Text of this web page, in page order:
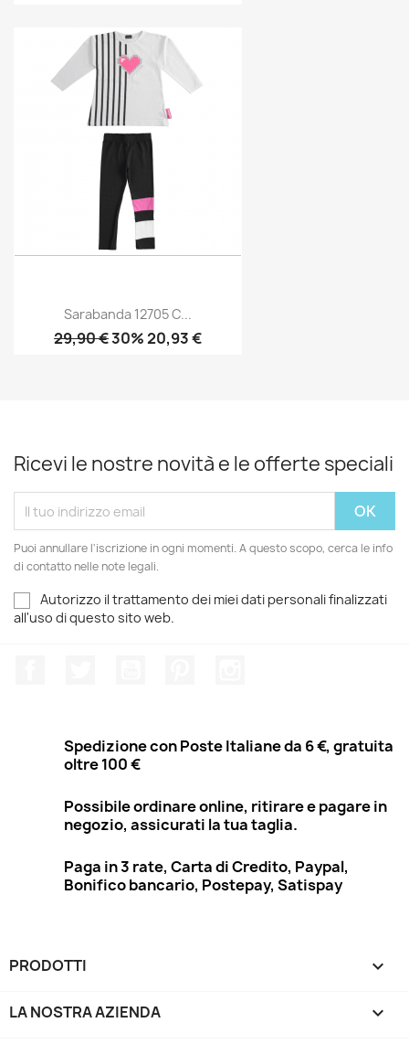
Sarabanda 12705 C...
29,90 €30% 20,93 €
Ricevi le nostre novità e le offerte speciali
Puoi annullare l'iscrizione in ogni momenti. A questo scopo, cerca le info
di contatto nelle note legali.
Autorizzo il trattamento dei miei dati personali finalizzati
all'uso di questo sito web.
Spedizione con Poste Italiane da 6 €, gratuita
oltre 100 €
Possibile ordinare online, ritirare e pagare in
negozio, assicurati la tua taglia.
Paga in 3 rate, Carta di Credito, Paypal,
Bonifico bancario, Postepay, Satispay
PRODOTTI 
LA NOSTRA AZIENDA 